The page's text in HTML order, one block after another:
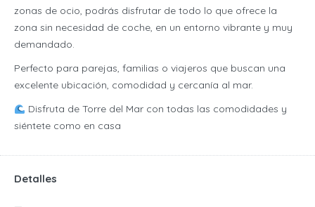
zonas de ocio, podrás disfrutar de todo lo que ofrece la
zona sin necesidad de coche, en un entorno vibrante y muy
demandado.
Perfecto para parejas, familias o viajeros que buscan una
excelente ubicación, comodidad y cercanía al mar.
Disfruta de Torre del Mar con todas las comodidades y
siéntete como en casa
Detalles